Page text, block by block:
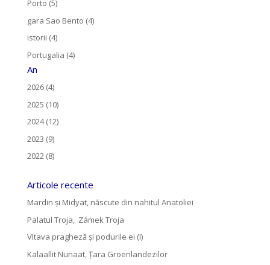
Porto (5)
gara Sao Bento (4)
istorii (4)
Portugalia (4)
An
2026 (4)
2025 (10)
2024 (12)
2023 (9)
2022 (8)
Articole recente
Mardin și Midyat, născute din nahitul Anatoliei
Palatul Troja, Zámek Troja
Vltava pragheză și podurile ei (I)
Kalaallit Nunaat, Țara Groenlandezilor